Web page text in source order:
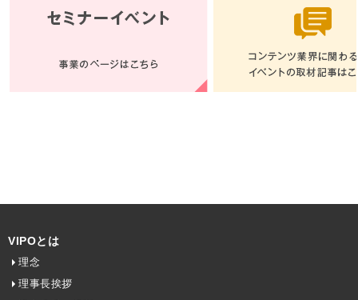
VIPOとは
理念
理事長挨拶